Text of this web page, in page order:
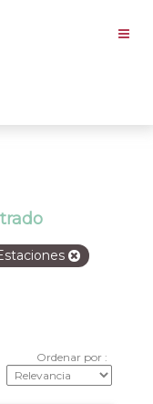
Ordenar por